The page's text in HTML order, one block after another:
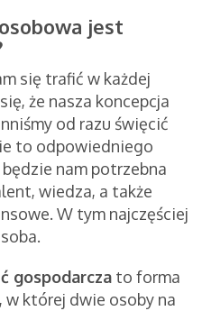
jest
się trafić w każdej
że nasza koncepcja
od razu święcić
to odpowiedniego
nam potrzebna
wiedza, a także
W tym najczęściej
gospodarcza to forma
w której dwie osoby na